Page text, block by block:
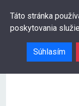
Táto stránka
poskytovania
Súhlasím